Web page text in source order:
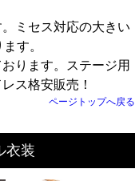
ミセス対応の大きい
す。
ります。ステージ用
ス格安販売！
ページトップへ戻る
衣装